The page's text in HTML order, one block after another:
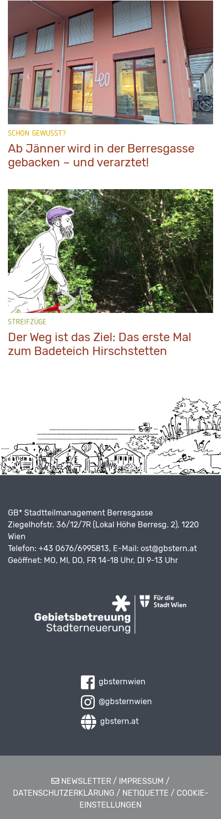
SCHON GEWUSST?
Ab Jänner wird in der Berresgasse
gebacken – und verarztet!
STREIFZÜGE
Der Weg ist das Ziel: Das erste Mal
zum Badeteich Hirschstetten
GB* Stadtteilmanagement Berresgasse
Ziegelhofstr. 36/12/7R (Lokal Höhe Berresg. 2), 1220
Wien
Telefon: +43 0676/6995813, E-Mail: ost@gbstern.at
Geöffnet: MO, MI, DO, FR 14-18 Uhr, DI 9-13 Uhr
gbsternwien
@gbsternwien
gbstern.at
NEWSLETTER / IMPRESSUM /
DATENSCHUTZERKLÄRUNG / NETIQUETTE / COOKIE-
EINSTELLUNGEN